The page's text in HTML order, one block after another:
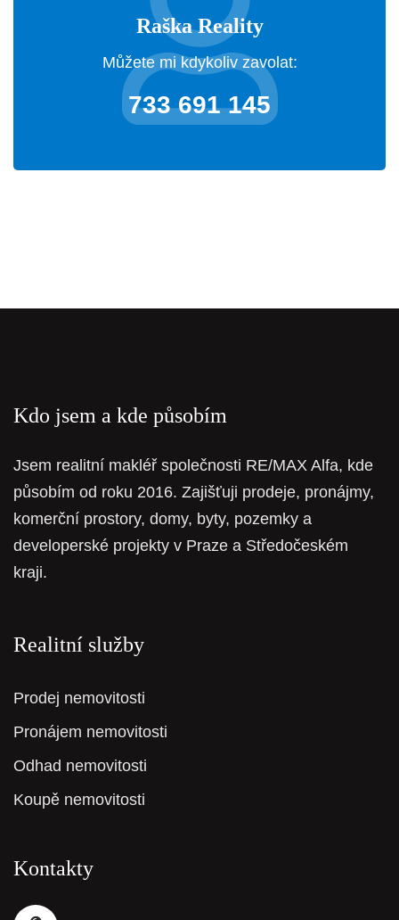
Raška Reality
Můžete mi kdykoliv zavolat:
733 691 145
Kdo jsem a kde působím
Jsem realitní makléř společnosti RE/MAX Alfa, kde
působím od roku 2016. Zajišťuji prodeje, pronájmy,
komerční prostory, domy, byty, pozemky a
developerské projekty v Praze a Středočeském
kraji.
Realitní služby
Prodej nemovitosti
Pronájem nemovitosti
Odhad nemovitosti
Koupě nemovitosti
Kontakty